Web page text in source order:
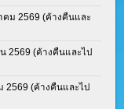
คม 2569 (ค้างคืนและ
2569 (ค้างคืนและไป
2569 (ค้างคืนและไป